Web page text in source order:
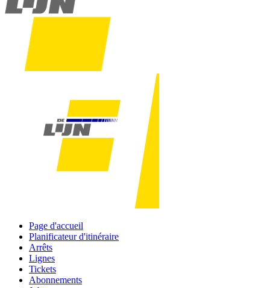
Page d'accueil
Planificateur d'itinéraire
Arrêts
Lignes
Tickets
Abonnements